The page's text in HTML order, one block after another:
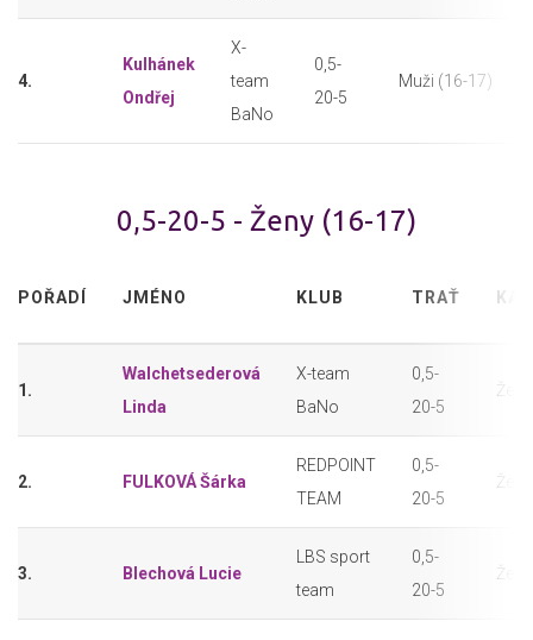
4.
Kulhánek
Ondřej
X-
team
BaNo
0,5-
20-5
Muži (16-17)
0,5-20-5 - Ženy (16-17)
POŘADÍ JMÉNO KLUB TRAŤ
1.
Walchetsederová
Linda
X-team
BaNo
0,5-
20-5
2. FULKOVÁ Šárka
REDPOINT
TEAM
0,5-
20-5
3. Blechová Lucie
LBS sport
team
0,5-
20-5